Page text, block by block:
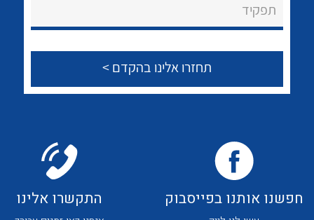
לכל מוצרי היצרן לכל מוצרי היצרן
לכל מוצרי היצרן לכל מוצרי היצרן
תפקיד
חפשנו אותנו בפייסבוק התקשרו אלינו